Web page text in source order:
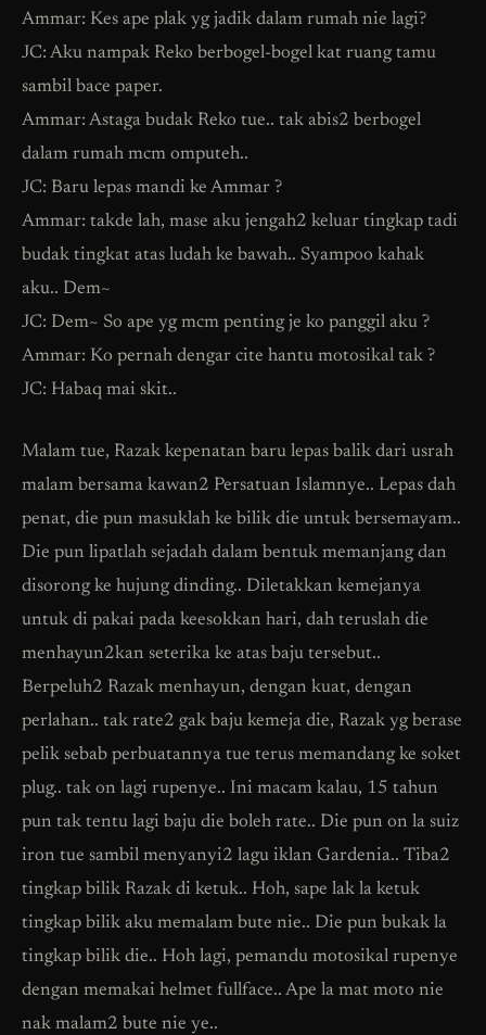
Ammar: Kes ape plak yg jadik dalam rumah nie lagi?
JC: Aku nampak Reko berbogel-bogel kat ruang tamu
sambil bace paper.
Ammar: Astaga budak Reko tue.. tak abis2 berbogel
dalam rumah mcm omputeh..
JC: Baru lepas mandi ke Ammar ?
Ammar: takde lah, mase aku jengah2 keluar tingkap tadi
budak tingkat atas ludah ke bawah.. Syampoo kahak
aku.. Dem~
JC: Dem~ So ape yg mcm penting je ko panggil aku ?
Ammar: Ko pernah dengar cite hantu motosikal tak ?
JC: Habaq mai skit..
Malam tue, Razak kepenatan baru lepas balik dari usrah
malam bersama kawan2 Persatuan Islamnye.. Lepas dah
penat, die pun masuklah ke bilik die untuk bersemayam..
Die pun lipatlah sejadah dalam bentuk memanjang dan
disorong ke hujung dinding.. Diletakkan kemejanya
untuk di pakai pada keesokkan hari, dah teruslah die
menhayun2kan seterika ke atas baju tersebut..
Berpeluh2 Razak menhayun, dengan kuat, dengan
perlahan.. tak rate2 gak baju kemeja die, Razak yg berase
pelik sebab perbuatannya tue terus memandang ke soket
plug.. tak on lagi rupenye.. Ini macam kalau, 15 tahun
pun tak tentu lagi baju die boleh rate.. Die pun on la suiz
iron tue sambil menyanyi2 lagu iklan Gardenia.. Tiba2
tingkap bilik Razak di ketuk.. Hoh, sape lak la ketuk
tingkap bilik aku memalam bute nie.. Die pun bukak la
tingkap bilik die.. Hoh lagi, pemandu motosikal rupenye
dengan memakai helmet fullface.. Ape la mat moto nie
nak malam2 bute nie ye..